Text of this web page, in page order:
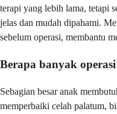
terapi yang lebih lama, tetapi
jelas dan mudah dipahami.
sebelum operasi, membantu
Berapa banyak
Sebagian besar anak
memperbaiki celah palatum,